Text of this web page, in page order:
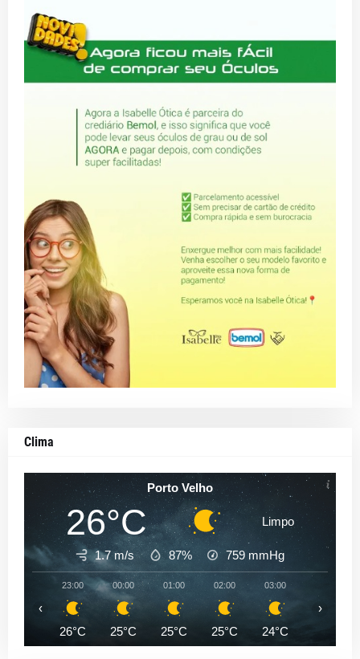
Clima
Porto Velho
26°C Limpo
1.7 m/s 87% 759 mmHg
23:00
26°C
00:00
25°C
01:00
25°C
02:00
25°C
03:00
24°C
‹ ›